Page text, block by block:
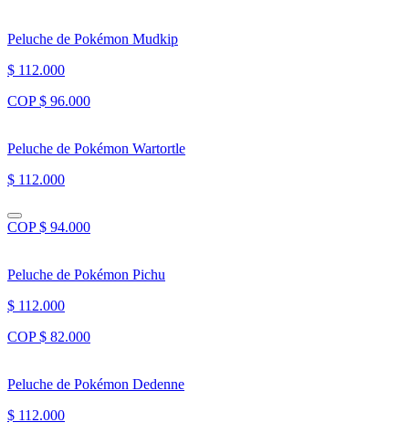
Peluche de Pokémon Mudkip
$ 112.000
COP $ 96.000
Peluche de Pokémon Wartortle
$ 112.000
COP $ 94.000
Peluche de Pokémon Pichu
$ 112.000
COP $ 82.000
Peluche de Pokémon Dedenne
$ 112.000